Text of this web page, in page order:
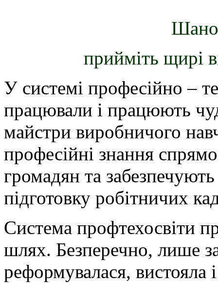
прийміть щирі
У системі професійно –
працювали і працюють
майстри виробничого
професійні знання
громадян та
підготовку робітничих
Система профтехосвіти
шлях. Безперечно, лише
реформувалася, вистояла